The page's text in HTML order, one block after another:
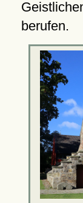
berufen.